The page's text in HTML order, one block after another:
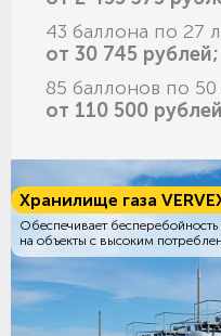
43 баллона по 27
от 30 745 рублей;
85 баллонов по
от 110 500
Хранилище газа
Обеспечивает бесперебойность
на объекты с высоким